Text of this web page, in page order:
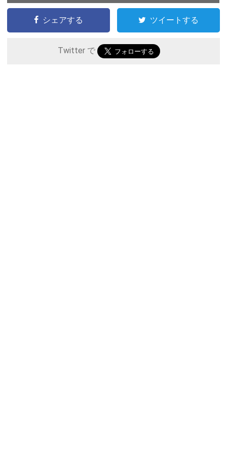
シェアする ツイートする
Twitter で